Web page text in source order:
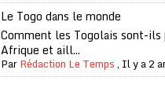
Le Togo dans le monde
Comment les Togolais sont-ils
Afrique et aill...
ParRédaction Le Temps, Il y a 2